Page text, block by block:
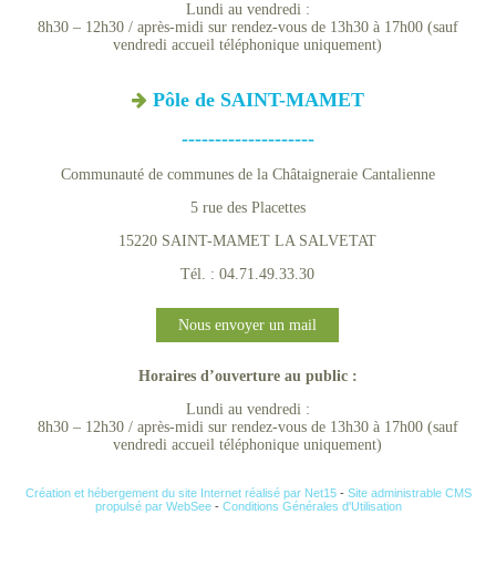
Lundi au vendredi :
8h30 – 12h30 / après-midi sur rendez-vous de 13h30 à 17h00 (sauf
vendredi accueil téléphonique uniquement)
Pôle de SAINT-MAMET
--------------------
Communauté de communes de la Châtaigneraie Cantalienne
5 rue des Placettes
15220 SAINT-MAMET LA SALVETAT
Tél. : 04.71.49.33.30
Nous envoyer un mail
Horaires d’ouverture au public :
Lundi au vendredi :
8h30 – 12h30 / après-midi sur rendez-vous de 13h30 à 17h00 (sauf
vendredi accueil téléphonique uniquement)
Création et hébergement du site Internet réalisé par Net15- Site administrable CMS
propulsé par WebSee- Conditions Générales d'Utilisation